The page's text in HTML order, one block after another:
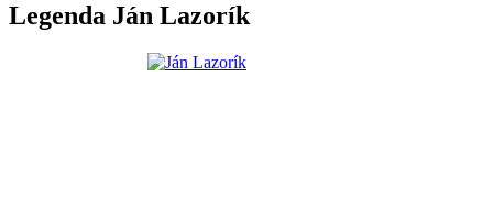
Legenda Ján Lazorík